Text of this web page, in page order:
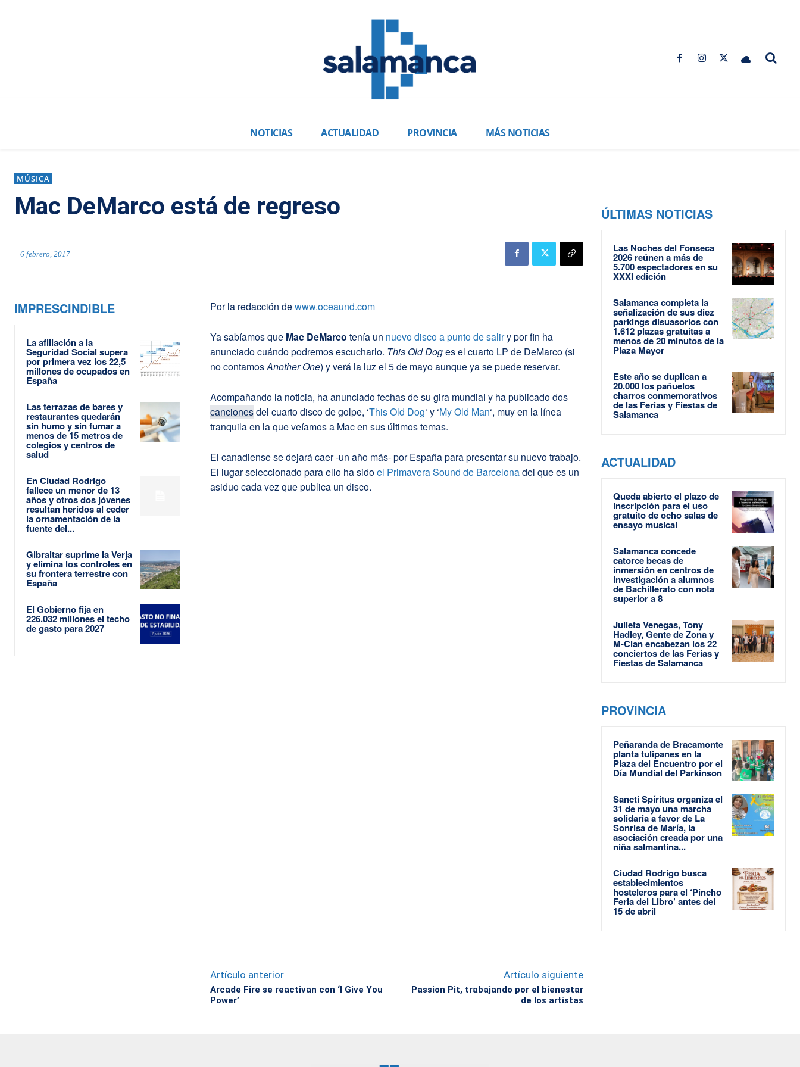
NOTICIAS ACTUALIDAD PROVINCIA MÁS NOTICIAS
MÚSICA
Mac DeMarco está de regreso
6 febrero, 2017
IMPRESCINDIBLE
La afiliación a la
Seguridad Social supera
por primera vez los 22,5
millones de ocupados en
España
Las terrazas de bares y
restaurantes quedarán
sin humo y sin fumar a
menos de 15 metros de
colegios y centros de
salud
En Ciudad Rodrigo
fallece un menor de 13
años y otros dos jóvenes
resultan heridos al ceder
la ornamentación de la
fuente del...
Gibraltar suprime la Verja
y elimina los controles en
su frontera terrestre con
España
El Gobierno fija en
226.032 millones el techo
de gasto para 2027
Por la redacción dewww.oceaund.com
Ya sabíamos que Mac DeMarco tenía un nuevo disco a punto de saliry por fin ha
anunciado cuándo podremos escucharlo. This Old Doges el cuarto LP de DeMarco (si
no contamosAnother One) y verá la luz el 5 de mayo aunque ya se puede reservar.
Acompañando la noticia, ha anunciado fechas de su gira mundial y ha publicado dos
cancionesdel cuarto disco de golpe, ‘This Old Dog‘ y ‘My Old Man‘, muy en la línea
tranquila en la que veíamos a Mac en sus últimos temas.
El canadiense se dejará caer -un año más- por España para presentar su nuevo trabajo.
El lugar seleccionado para ello ha sidoel Primavera Sound de Barcelonadel que es un
asiduo cada vez que publica un disco.
Artículo anterior
Arcade Fire se reactivan con ‘I Give You
Power’
Artículo siguiente
Passion Pit, trabajando por el bienestar
de los artistas
ÚLTIMAS NOTICIAS
Las Noches del Fonseca
2026 reúnen a más de
5.700 espectadores en su
XXXI edición
Salamanca completa la
señalización de sus diez
parkings disuasorios con
1.612 plazas gratuitas a
menos de 20 minutos de la
Plaza Mayor
Este año se duplican a
20.000 los pañuelos
charros conmemorativos
de las Ferias y Fiestas de
Salamanca
ACTUALIDAD
Queda abierto el plazo de
inscripción para el uso
gratuito de ocho salas de
ensayo musical
Salamanca concede
catorce becas de
inmersión en centros de
investigación a alumnos
de Bachillerato con nota
superior a 8
Julieta Venegas, Tony
Hadley, Gente de Zona y
M-Clan encabezan los 22
conciertos de las Ferias y
Fiestas de Salamanca
PROVINCIA
Peñaranda de Bracamonte
planta tulipanes en la
Plaza del Encuentro por el
Día Mundial del Parkinson
Sancti Spíritus organiza el
31 de mayo una marcha
solidaria a favor de La
Sonrisa de María, la
asociación creada por una
niña salmantina...
Ciudad Rodrigo busca
establecimientos
hosteleros para el ‘Pincho
Feria del Libro’ antes del
15 de abril